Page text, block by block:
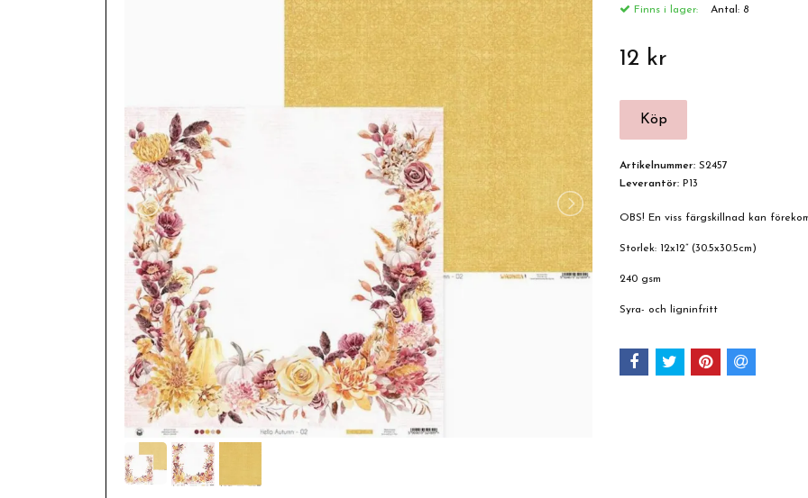
Finns i lager: Antal: 8
12 kr
Artikelnummer: S2457
Leverantör: P13
OBS! En viss färgskillnad kan
Storlek: 12x12” (30.5x30.5cm)
240 gsm
Syra- och ligninfritt